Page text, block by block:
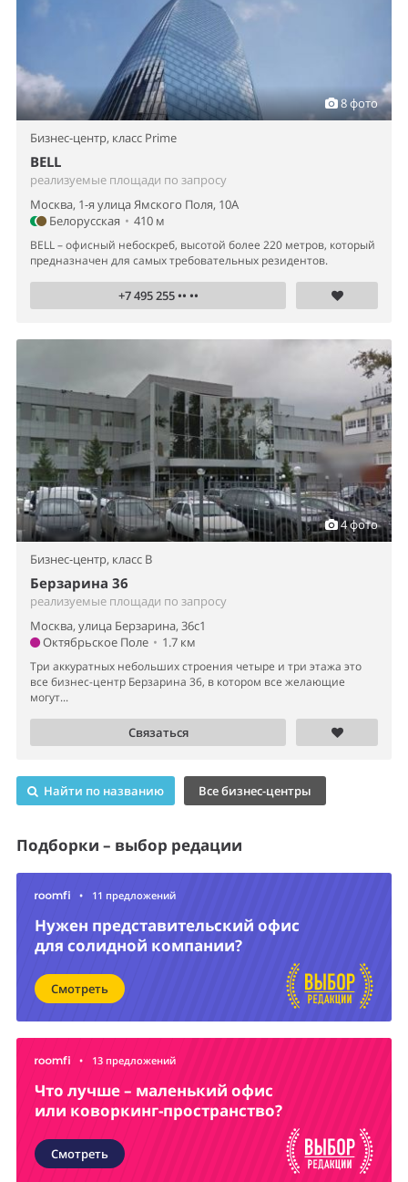
8 фото
Бизнес-центр, класс Prime
BELL
реализуемые площади по запросу
Москва, 1-я улица Ямского Поля, 10А
Белорусская • 410 м
BELL – офисный небоскреб, высотой более 220 метров, который
предназначен для самых требовательных резидентов.
+7 495 255 •• ••
4 фото
Бизнес-центр, класс B
Берзарина 36
реализуемые площади по запросу
Москва, улица Берзарина, 36с1
Октябрьское Поле • 1.7 км
Три аккуратных небольших строения четыре и три этажа это
все бизнес-центр Берзарина 36, в котором все желающие
могут...
Связаться
Найти по названию Все бизнес-центры
Подборки – выбор редации
• 11 предложений
Нужен представительский офис
для солидной компании?
Смотреть
• 13 предложений
Что лучше – маленький офис
или коворкинг-пространство?
Смотреть